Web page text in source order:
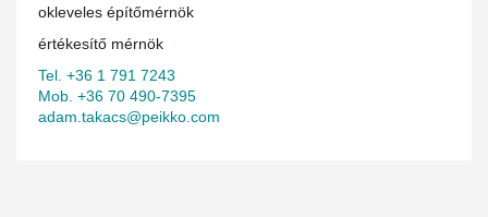
okleveles építőmérnök
értékesítő mérnök
Tel. +36 1 791 7243
Mob. +36 70 490-7395
adam.takacs@peikko.com